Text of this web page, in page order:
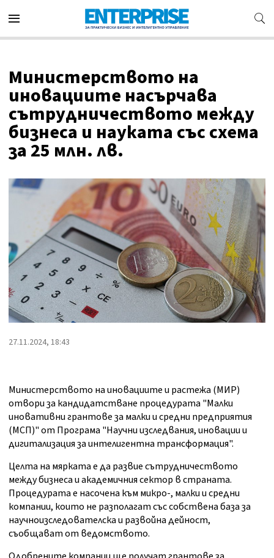
Министерството на
иновациите насърчава
сътрудничеството между
бизнеса и науката със схема
за 25 млн. лв.
27.11.2024, 18:43
Министерството на иновациите и растежа (МИР)
отвори за кандидатстване процедурата "Малки
иновативни грантове за малки и средни предприятия
(МСП)" от Програма "Научни изследвания, иновации и
дигитализация за интелигентна трансформация".
Целта на мярката е да развие сътрудничеството
между бизнеса и академичния сектор в страната.
Процедурата е насочена към микро-, малки и средни
компании, които не разполагат със собствена база за
научноизследователска и развойна дейност,
съобщават от ведомството.